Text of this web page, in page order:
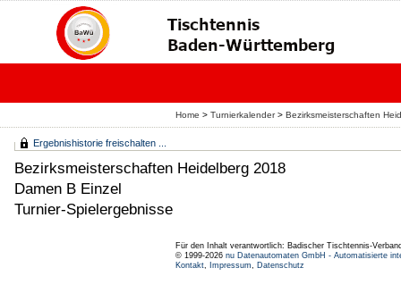
Home > Turnierkalender> Bezirksmeisterschaften
Ergebnishistorie freischalten ...
Bezirksmeisterschaften Heidelberg 2018
Damen B Einzel
Turnier-Spielergebnisse
Für den Inhalt verantwortlich: Badischer Tischtennis-
© 1999-2026 nu Datenautomaten GmbH - Automatisierte
Kontakt, Impressum, Datenschutz